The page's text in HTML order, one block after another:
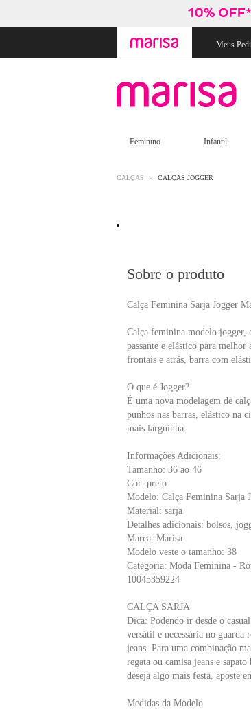
Meus
Feminino Infantil
CALÇAS CALÇAS JOGGER
Sobre o produto
Calça Feminina Sarja Jogger
Calça feminina modelo jogger,
passante e elástico para
frontais e atrás, barra com
O que é Jogger?
É uma nova modelagem de
punhos nas barras, elástico na
mais larguinha.
Informações Adicionais:
Tamanho: 36 ao 46
Cor: preto
Modelo: Calça Feminina Sarja
Material: sarja
Detalhes adicionais: bolsos,
Marca: Marisa
Modelo veste o tamanho: 38
Categoria: Moda Feminina -
10045359224
CALÇA SARJA
Dica: Podendo ir desde o
versátil e necessária no guarda
jeans. Para uma combinação
regata ou camisa jeans e
deseja algo mais festa, aposte
Medidas da Modelo